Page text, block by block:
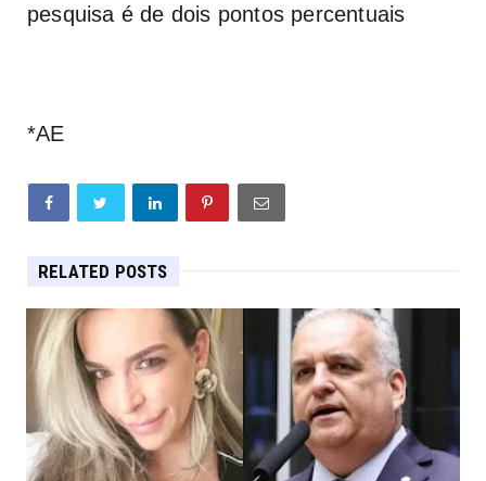
pesquisa é de dois pontos percentuais
*AE
RELATED POSTS